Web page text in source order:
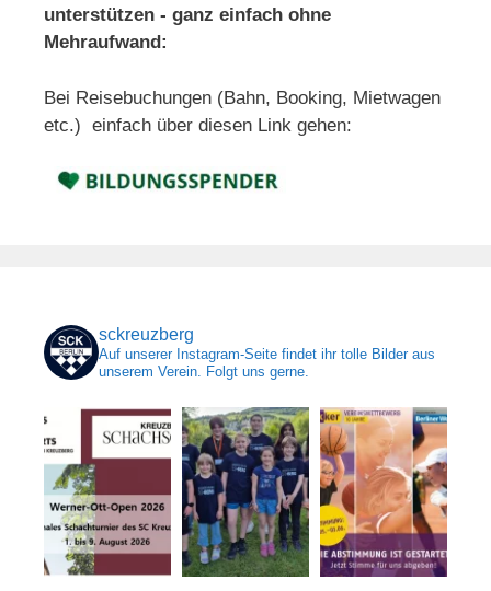
unterstützen - ganz einfach ohne
Mehraufwand:
Bei Reisebuchungen (Bahn, Booking, Mietwagen
etc.) einfach über diesen Link gehen:
sckreuzberg
Auf unserer Instagram-Seite findet ihr tolle Bilder aus
unserem Verein. Folgt uns gerne.